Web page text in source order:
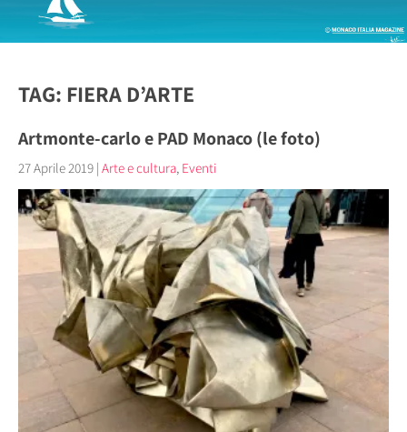
TAG: FIERA D’ARTE
Artmonte-carlo e PAD Monaco (le foto)
27 Aprile 2019 | Arte e cultura, Eventi